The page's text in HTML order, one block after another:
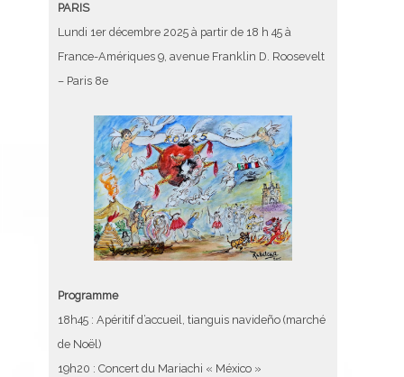
PARIS
Lundi 1er décembre 2025 à partir de 18 h 45 à
France-Amériques 9, avenue Franklin D. Roosevelt
– Paris 8e
Programme
18h45 : Apéritif d’accueil, tianguis navideño (marché
de Noël)
19h20 : Concert du Mariachi « México »